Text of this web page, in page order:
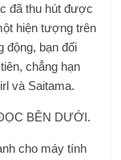
đã thu hút được
hiện tượng trên
động, bạn đối
chẳng hạn
và Saitama.
BÊN DƯỚI.
cho máy tính